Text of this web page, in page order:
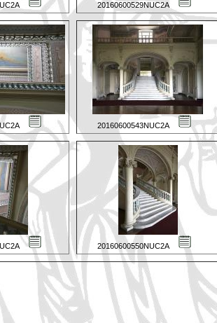
20160600529NUC2A
20160600543NUC2A
20160600550NUC2A